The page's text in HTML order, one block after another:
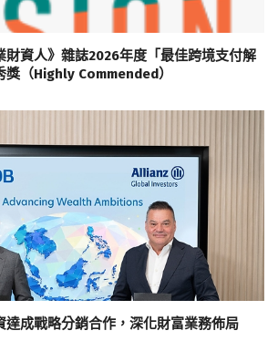
財資人》雜誌2026年度「最佳跨境支付解
（Highly Commended）
達成戰略分銷合作，深化財富業務佈局